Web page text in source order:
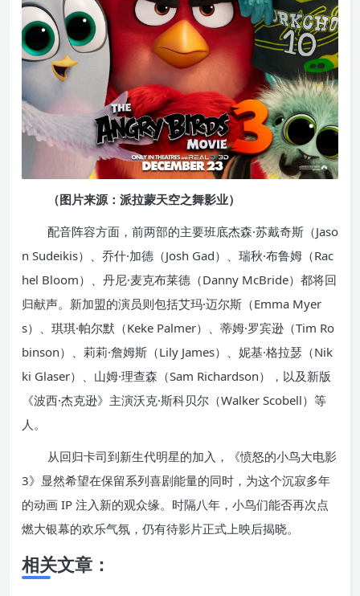
（图片来源：派拉蒙天空之舞影业）
配音阵容方面，前两部的主要班底杰森·苏戴奇斯（Jaso
n Sudeikis）、乔什·加德（Josh Gad）、瑞秋·布鲁姆（Rac
hel Bloom）、丹尼·麦克布莱德（Danny McBride）都将回
归献声。新加盟的演员则包括艾玛·迈尔斯（Emma Myer
s）、琪琪·帕尔默（Keke Palmer）、蒂姆·罗宾逊（Tim Ro
binson）、莉莉·詹姆斯（Lily James）、妮基·格拉瑟（Nik
ki Glaser）、山姆·理查森（Sam Richardson），以及新版
《波西·杰克逊》主演沃克·斯科贝尔（Walker Scobell）等
人。
从回归卡司到新生代明星的加入，《愤怒的小鸟大电影
3》显然希望在保留系列喜剧能量的同时，为这个沉寂多年
的动画 IP 注入新的观众缘。时隔八年，小鸟们能否再次点
燃大银幕的欢乐气氛，仍有待影片正式上映后揭晓。
相关文章：